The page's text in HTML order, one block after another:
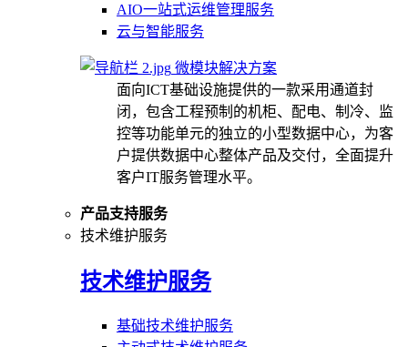
AIO一站式运维管理服务
云与智能服务
微模块解决方案
面向ICT基础设施提供的一款采用通道封
闭，包含工程预制的机柜、配电、制冷、监
控等功能单元的独立的小型数据中心，为客
户提供数据中心整体产品及交付，全面提升
客户IT服务管理水平。
产品支持服务
技术维护服务
技术维护服务
基础技术维护服务